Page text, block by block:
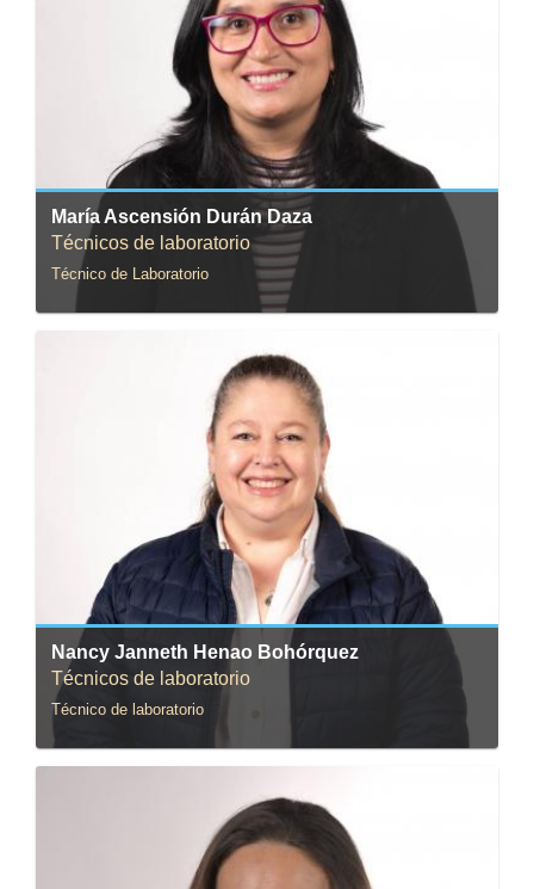
María Ascensión Durán Daza
Técnicos de laboratorio
Técnico de Laboratorio
Correo: ma.duran@uniandes.edu.co
Nancy Janneth Henao Bohórquez
Técnicos de laboratorio
Técnico de laboratorio
Correo: nhenao@uniandes.edu.co